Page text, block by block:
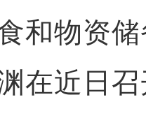
物资储
在近日